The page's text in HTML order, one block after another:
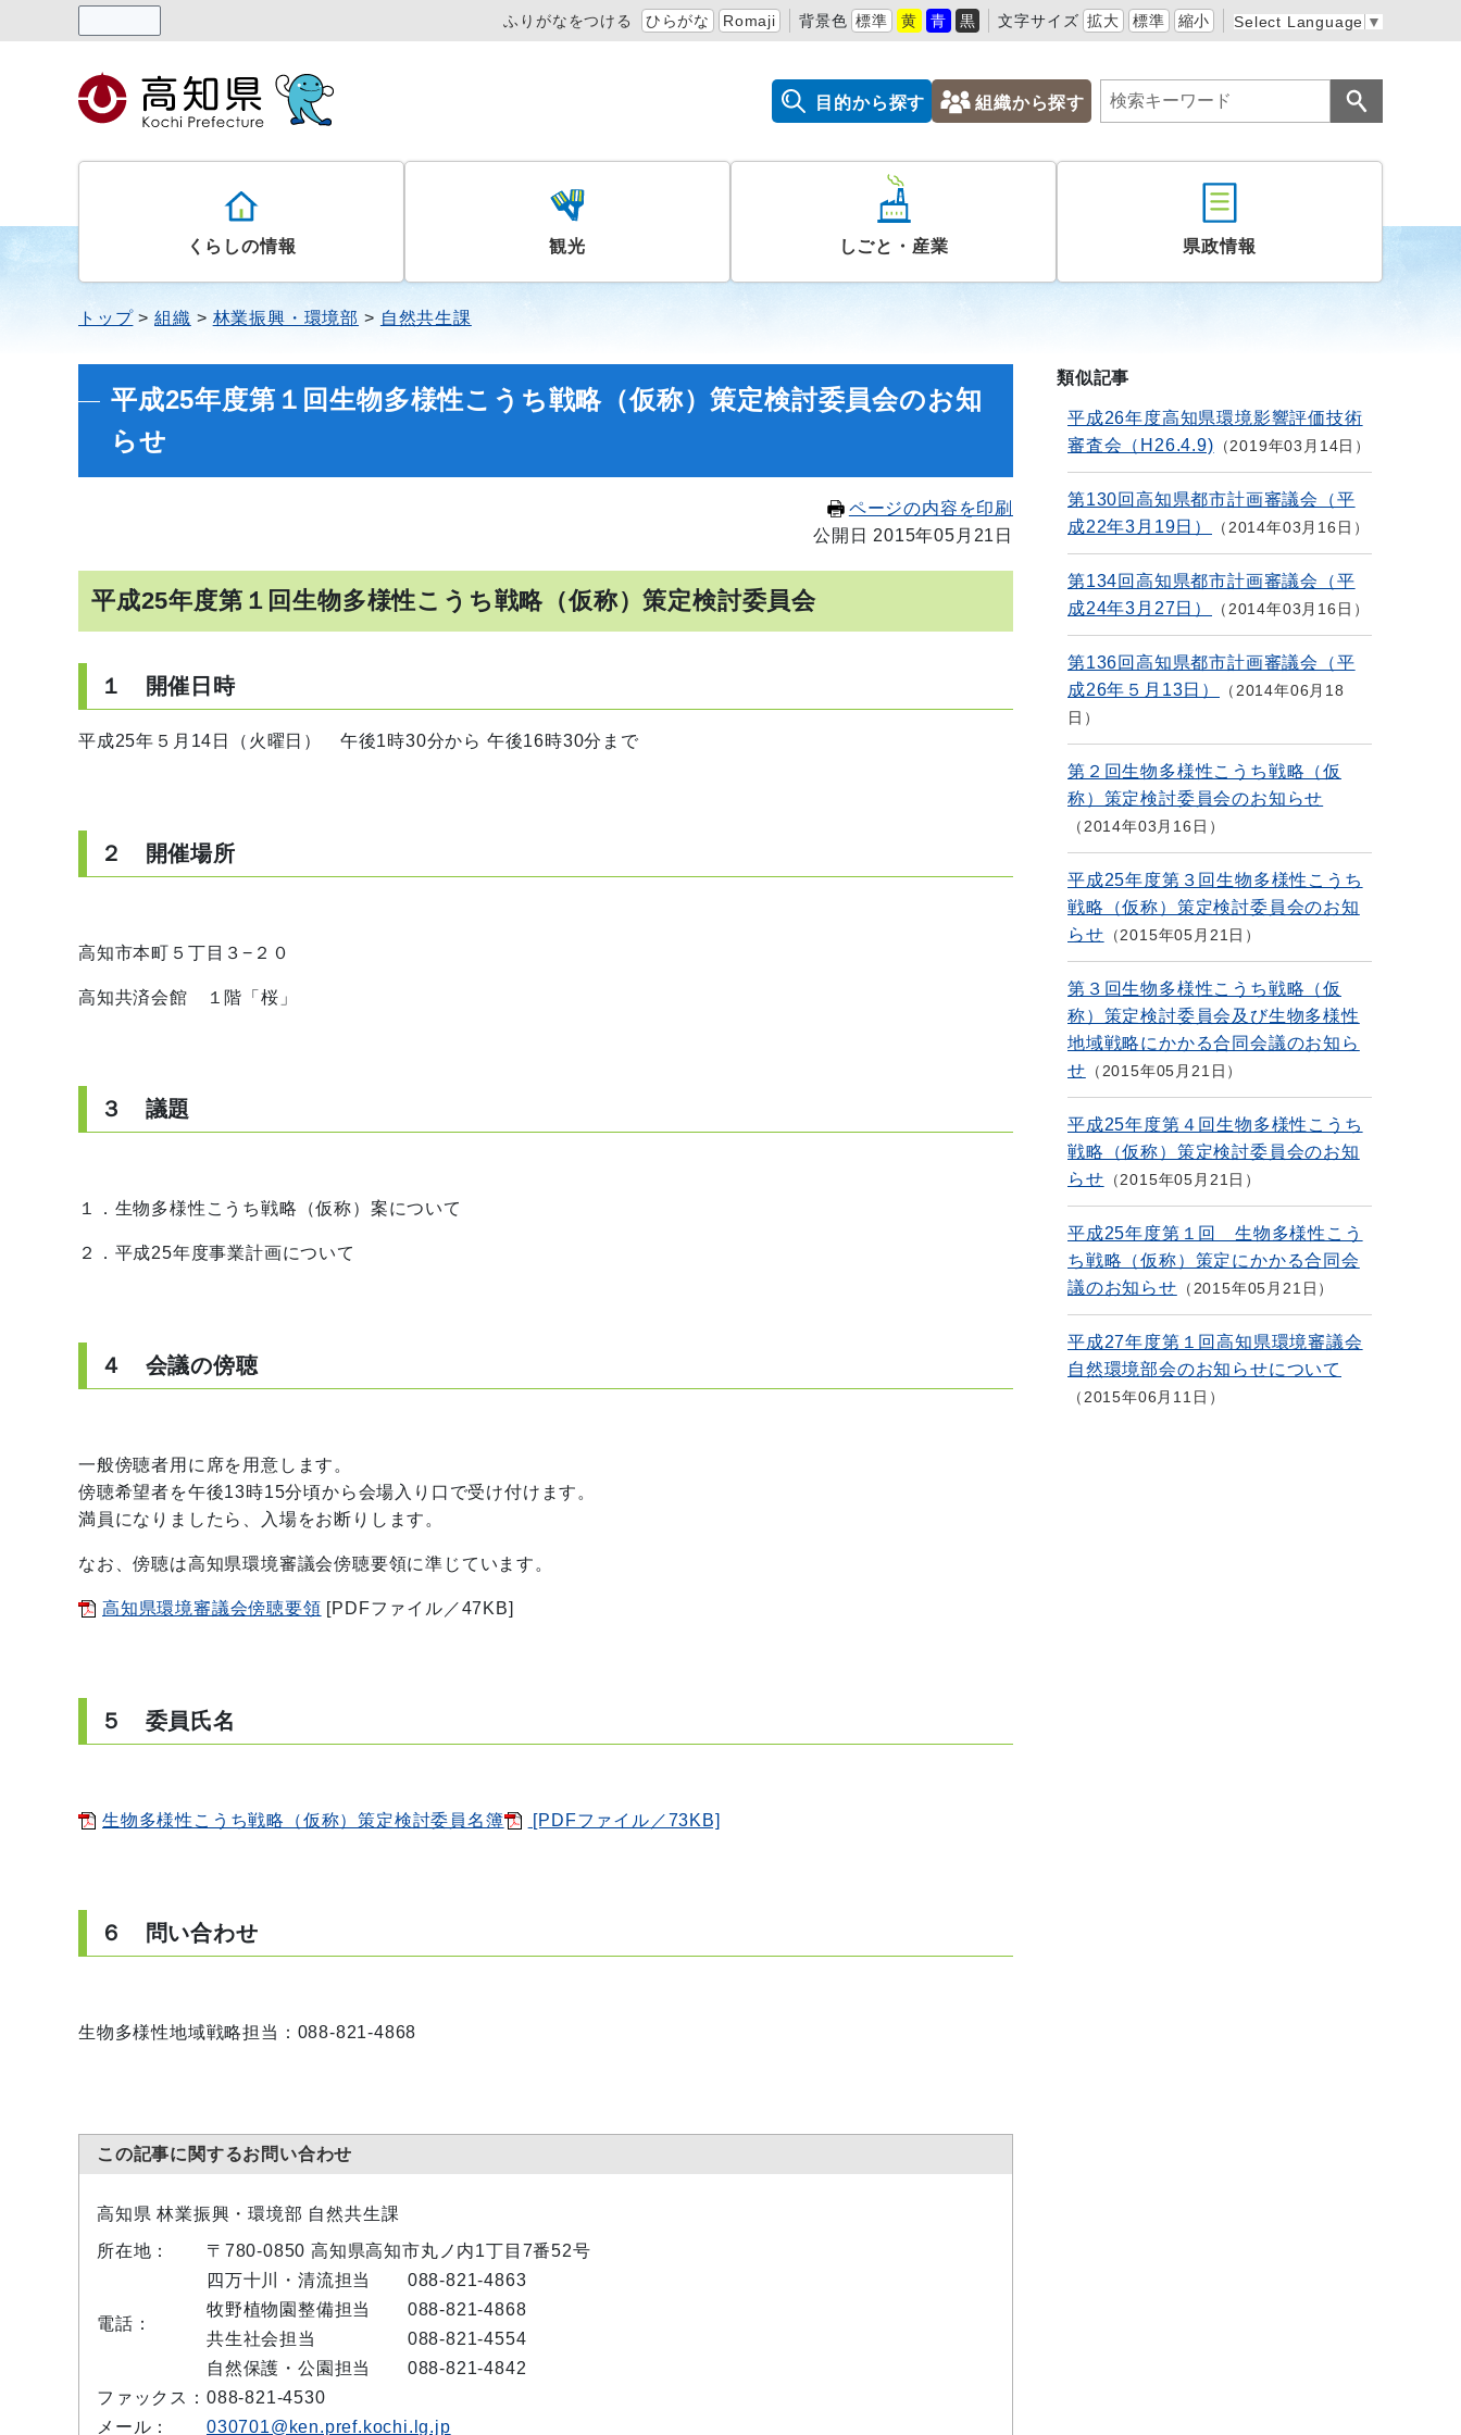
ふりがなをつける ひらがな Romaji 背景色 標準 黄 青 黒 文字サイズ 拡大 標準 縮小 Select Language ▼
目的から探す 組織から探す
くらしの情報 観光 しごと・産業 県政情報
トップ 組織 林業振興・環境部 自然共生課
平成25年度第１回生物多様性こうち戦略（仮称）策定検討委員会のお知
らせ
ページの内容を印刷
公開日 2015年05月21日
平成25年度第１回生物多様性こうち戦略（仮称）策定検討委員会
１ 開催日時
平成25年５月14日（火曜日） 午後1時30分から 午後16時30分まで
２ 開催場所
高知市本町５丁目３−２０
高知共済会館 １階「桜」
３ 議題
１．生物多様性こうち戦略（仮称）案について
２．平成25年度事業計画について
４ 会議の傍聴
一般傍聴者用に席を用意します。
傍聴希望者を午後13時15分頃から会場入り口で受け付けます。
満員になりましたら、入場をお断りします。
なお、傍聴は高知県環境審議会傍聴要領に準じています。
高知県環境審議会傍聴要領 [PDFファイル／47KB]
５ 委員氏名
生物多様性こうち戦略（仮称）策定検討委員名簿 [PDFファイル／73KB]
６ 問い合わせ
生物多様性地域戦略担当：088-821-4868
この記事に関するお問い合わせ
高知県 林業振興・環境部 自然共生課
所在地：
〒780-0850 高知県高知市丸ノ内1丁目7番52号
電話：
四万十川・清流担当 088-821-4863
牧野植物園整備担当 088-821-4868
共生社会担当 088-821-4554
自然保護・公園担当 088-821-4842
ファックス： 088-821-4530
メール：
030701@ken.pref.kochi.lg.jp
類似記事
平成26年度高知県環境影響評価技術
審査会（H26.4.9)
2019年03月14日
第130回高知県都市計画審議会（平
成22年3月19日）
2014年03月16日
第134回高知県都市計画審議会（平
成24年3月27日）
2014年03月16日
第136回高知県都市計画審議会（平
成26年５月13日）
2014年06月18
日
第２回生物多様性こうち戦略（仮
称）策定検討委員会のお知らせ
2014年03月16日
平成25年度第３回生物多様性こうち
戦略（仮称）策定検討委員会のお知
らせ
2015年05月21日
第３回生物多様性こうち戦略（仮
称）策定検討委員会及び生物多様性
地域戦略にかかる合同会議のお知ら
せ
2015年05月21日
平成25年度第４回生物多様性こうち
戦略（仮称）策定検討委員会のお知
らせ
2015年05月21日
平成25年度第１回 生物多様性こう
ち戦略（仮称）策定にかかる合同会
議のお知らせ
2015年05月21日
平成27年度第１回高知県環境審議会
自然環境部会のお知らせについて
2015年06月11日